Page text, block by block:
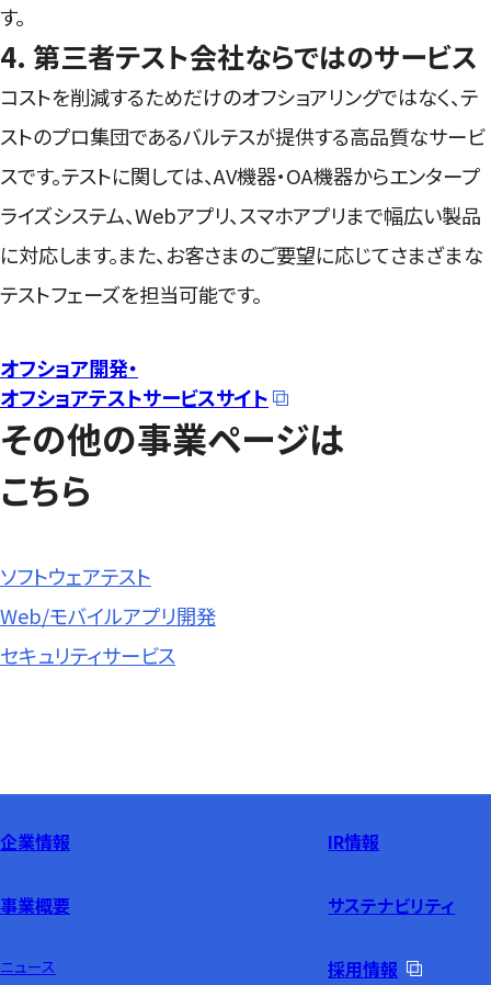
す。
4. 第三者テスト会社ならではのサービス
コストを削減するためだけのオフショアリングではなく、テ
ストのプロ集団であるバルテスが提供する高品質なサービ
スです。テストに関しては、AV機器・OA機器からエンタープ
ライズシステム、Webアプリ、スマホアプリまで幅広い製品
に対応します。また、お客さまのご要望に応じてさまざまな
テストフェーズを担当可能です。
オフショア開発・
オフショアテストサービスサイト
その他の事業ページは
こちら
ソフトウェアテスト
Web/モバイルアプリ開発
セキュリティサービス
企業情報
ニュース
事業概要
IR情報
サステナビリティ
採用情報